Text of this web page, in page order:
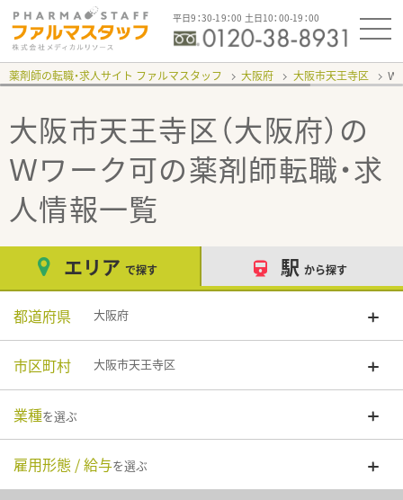
平日9：30-19：00 土日10：00-19：00
薬剤師の転職・求人サイト ファルマスタッフ 大阪府 大阪市天王寺区 Ｗ
大阪市天王寺区（大阪府）の
Ｗワーク可の薬剤師転職・求
人情報一覧
エリア で探す 駅 から探す
都道府県 大阪府
市区町村 大阪市天王寺区
業種を選ぶ
雇用形態 / 給与を選ぶ